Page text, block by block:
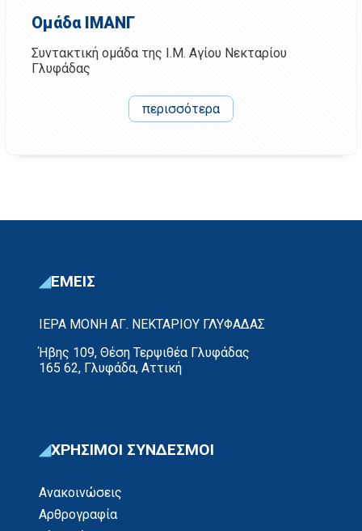
Ομάδα ΙΜΑΝΓ
Συντακτική ομάδα της Ι.Μ. Αγίου Νεκταρίου
Γλυφάδας
περισσότερα
ΕΜΕΙΣ
ΙΕΡΑ ΜΟΝΗ ΑΓ. ΝΕΚΤΑΡΙΟΥ ΓΛΥΦΑΔΑΣ
Ήβης 109, Θέση Τερψιθέα Γλυφάδας
165 62, Γλυφάδα, Αττική
ΧΡΗΣΙΜΟΙ ΣΥΝΔΕΣΜΟΙ
Ανακοινώσεις
Αρθρογραφία